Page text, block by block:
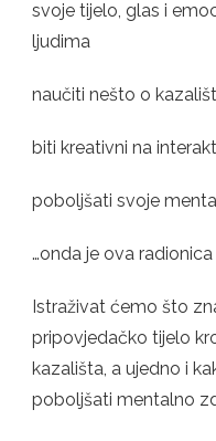
svoje tijelo, glas i
ljudima
naučiti nešto o
biti kreativni na
poboljšati svoje
…onda je ova radionica
Istraživat ćemo što
pripovjedačko tijelo
kazališta, a ujedno i
poboljšati mentalno